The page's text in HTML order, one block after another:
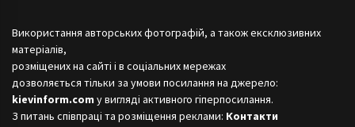
Використання авторських фотографій, а також ексклюзивних
матеріалів,
розміщених на сайті і в соціальних мережах
дозволяється тільки за умови посилання на джерело:
kievinform.com у вигляді активного гіперпосилання.
З питань співпраці та розміщення реклами: Контакти